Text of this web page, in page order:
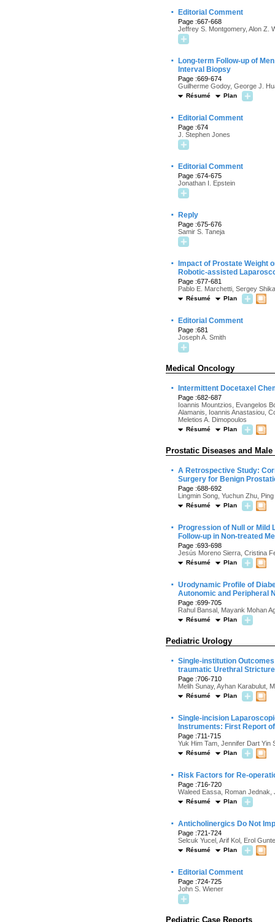
· Editorial Comment
Page :667-668
Jeffrey S. Montgomery, Alon Z.
·
Long-term Follow-up of
Interval Biopsy
Page :669-674
Guilherme Godoy, George J.
Résumé Plan
· Editorial Comment
Page :674
J. Stephen Jones
· Editorial Comment
Page :674-675
Jonathan I. Epstein
· Reply
Page :675-676
Samir S. Taneja
·
Impact of Prostate Weight
Robotic-assisted
Page :677-681
Pablo E. Marchetti, Sergey
Résumé Plan
· Editorial Comment
Page :681
Joseph A. Smith
Medical Oncology
· Intermittent Docetaxel
Page :682-687
Ioannis Mountzios, Evangelos
Alamanis, Ioannis Anastasiou,
Meletios A. Dimopoulos
Résumé Plan
Prostatic Diseases and
· A Retrospective Study:
Surgery for Benign
Page :688-692
Lingmin Song, Yuchun Zhu,
Résumé Plan
·
Progression of Null or Mild
Follow-up in Non-treated
Page :693-698
Jesús Moreno Sierra, Cristina
Résumé Plan
· Urodynamic Profile of
Autonomic and Peripheral
Page :699-705
Rahul Bansal, Mayank Mohan
Résumé Plan
Pediatric Urology
· Single-institution
traumatic Urethral
Page :706-710
Melih Sunay, Ayhan Karabulut,
Résumé Plan
· Single-incision
Instruments: First Report
Page :711-715
Yuk Him Tam, Jennifer Dart Yin
Résumé Plan
· Risk Factors for Re-
Page :716-720
Waleed Eassa, Roman Jednak,
Résumé Plan
· Anticholinergics Do Not
Page :721-724
Selcuk Yucel, Arif Kol, Erol
Résumé Plan
· Editorial Comment
Page :724-725
John S. Wiener
Pediatric Case Reports